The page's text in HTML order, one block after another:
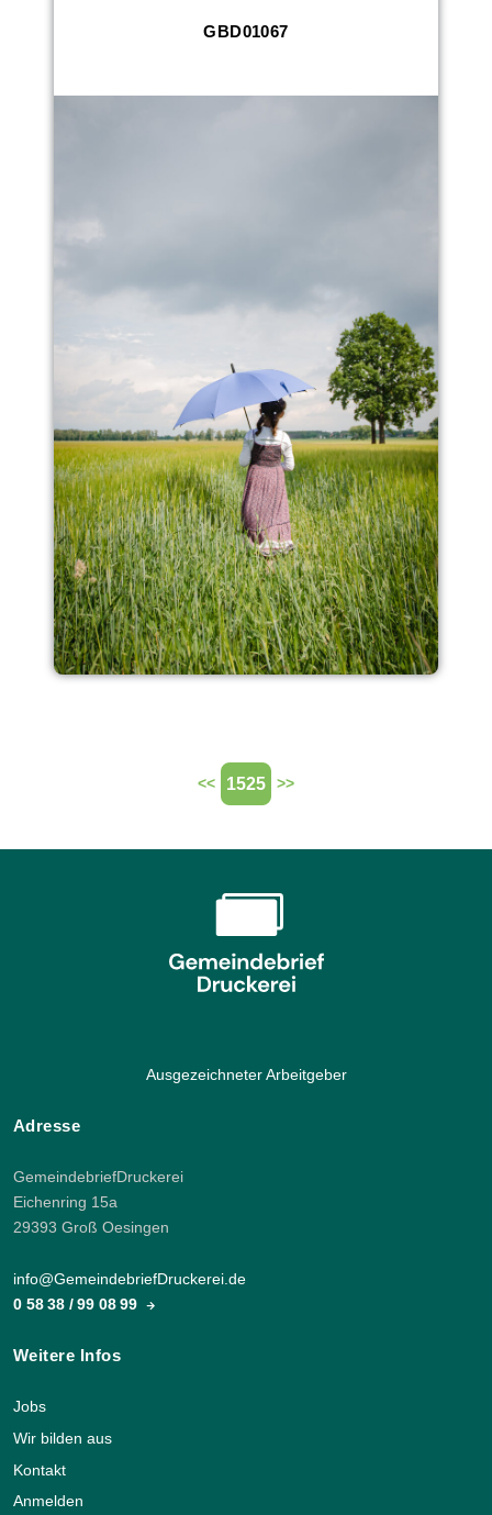
GBD01067
<< 1525 >>
Ausgezeichneter Arbeitgeber
Adresse
GemeindebriefDruckerei
Eichenring 15a
29393 Groß Oesingen
info@GemeindebriefDruckerei.de
0 58 38 / 99 08 99
Weitere Infos
Jobs
Wir bilden aus
Kontakt
Anmelden